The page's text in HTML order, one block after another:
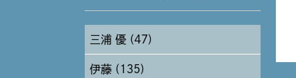
2024年8月 (11)
2024年7月 (11)
2024年6月 (12)
三浦 優 (47)
伊藤 (135)